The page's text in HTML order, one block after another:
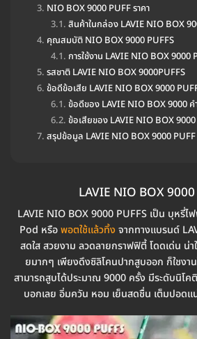
NIO BOX 9000 PUFF ราคา
สินค้าในกล่อง LAVIE NIO BOX
คุณสมบัติ NIO BOX 9000 PUFFS
การใช้งาน LAVIE NIO BOX 9000
รสชาติ LAVIE NIO BOX 9000PUFFS
ข้อดีข้อเสีย LAVIE NIO BOX 9000
ข้อดีของ LAVIE NIO BOX 9000 ค
ข้อเสียของ LAVIE NIO BOX
สรุปข้อมูล LAVIE NIO BOX 9000 PUFF
LAVIE NIO BOX 9000
LAVIE NIO BOX 9000 PUFFS เป็น บุหรี่ไ
Pod หรือพอตใช้แล้วทิ้ง จากทางแบรนด์
สดใส สวยงาม ลวดลายกราฟฟิตี้ โดดเด่น น่า
ยมากๆ เพียงดึงซิลิโคนปากสูบออก ก็ใชงา
สามารถสูบได้ประมาณ 9000 ครั้ง มีระดับนิโ
บอกเลย อิ่มควัน หอม เย็นสดชื่น เต็มปอดแ